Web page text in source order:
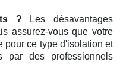
? Les désavantages
assurez-vous que votre
pour ce type d'isolation et
par des professionnels